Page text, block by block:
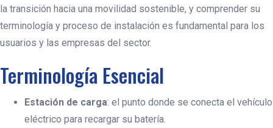
la transición hacia una movilidad sostenible, y comprender su
terminología y proceso de instalación es fundamental para los
usuarios y las empresas del sector.
Terminología Esencial
Estación de carga: el punto donde se conecta el vehículo
eléctrico para recargar su batería.
Tienes una emergencia eléctrica o necesitas
presupuesto de una instalación o
un electricista te Llamara lo antes posible.